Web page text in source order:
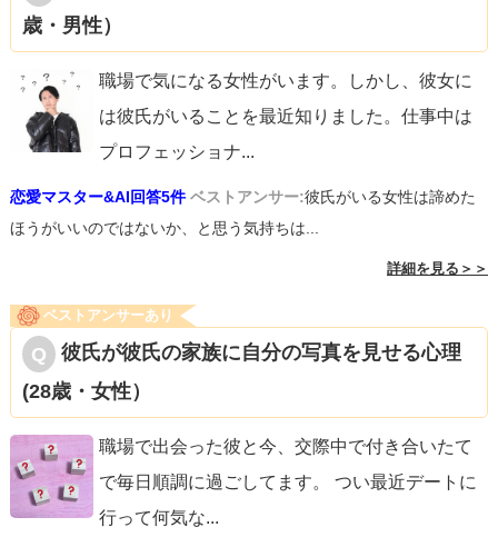
歳・男性）
職場で気になる女性がいます。しかし、彼女に
は彼氏がいることを最近知りました。仕事中は
プロフェッショナ...
恋愛マスター&AI回答5件 ベストアンサー:彼氏がいる女性は諦めた
ほうがいいのではないか、と思う気持ちは...
詳細を見る＞＞
ベストアンサーあり
彼氏が彼氏の家族に自分の写真を見せる心理
(28歳・女性）
職場で出会った彼と今、交際中で付き合いたて
で毎日順調に過ごしてます。 つい最近デートに
行って何気な...